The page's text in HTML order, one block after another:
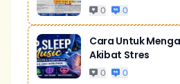
0 0
Cara Untuk
Akibat Stres
0 0